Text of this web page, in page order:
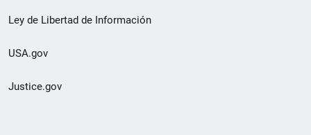
Ley de Libertad de Información
USA.gov
Justice.gov